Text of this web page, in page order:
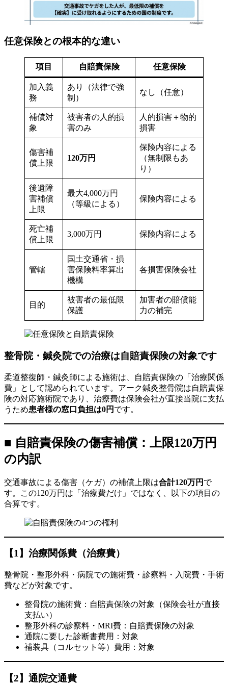
任意保険との根本的な違い
項目 自賠責保険 任意保険
加入義
務
あり（法律で強
制）
なし（任意）
補償対
象
被害者の人的損
害のみ
人的損害＋物的
損害
傷害補
償上限
120万円
保険内容による
（無制限もあ
り）
後遺障
害補償
上限
最大4,000万円
（等級による）
保険内容による
死亡補
償上限
3,000万円 保険内容による
管轄
国土交通省・損
害保険料率算出
機構
各損害保険会社
目的
被害者の最低限
保護
加害者の賠償能
力の補完
整骨院・鍼灸院での治療は自賠責保険の対象です
柔道整復師・鍼灸師による施術は、自賠責保険の「治療関係
費」として認められています。アーク鍼灸整骨院は自賠責保
険の対応施術院であり、治療費は保険会社が直接当院に支払
うため患者様の窓口負担は0円 です。
■ 自賠責保険の傷害補償：上限120万円
の内訳
交通事故による傷害（ケガ）の補償上限は合計120万円 で
す。この120万円は「治療費だけ」ではなく、以下の項目の
合算です。
【1】治療関係費（治療費）
整骨院・整形外科・病院での施術費・診察料・入院費・手術
費などが対象です。
整骨院の施術費：自賠責保険の対象（保険会社が直接
支払い）
整形外科の診察料・MRI費：自賠責保険の対象
通院に要した診断書費用：対象
補装具（コルセット等）費用：対象
【2】通院交通費